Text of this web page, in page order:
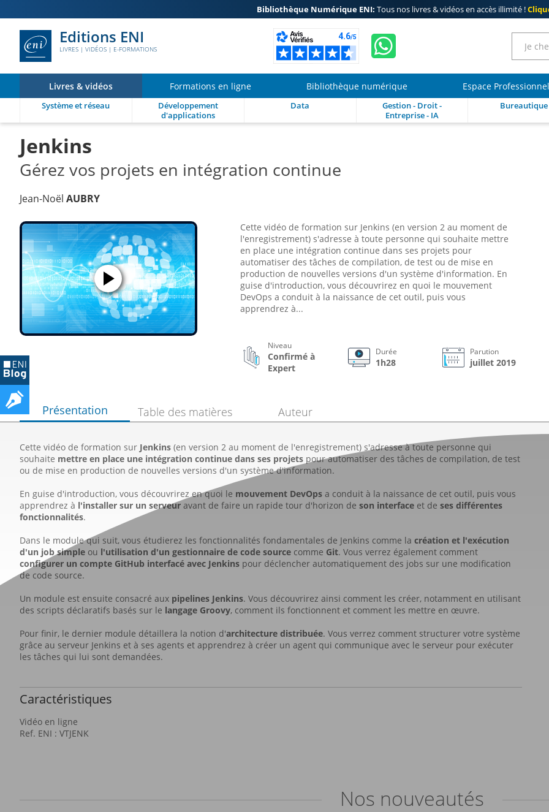
Bibliothèque Numérique ENI: Tous nos livres & vidéos en accès illimité !
Editions ENI
LIVRES | VIDÉOS | E-FORMATIONS
Livres & vidéos Formations en ligne Bibliothèque numérique Espace
Système et réseau
Développement
d'applications
Data
Gestion - Droit -
Entreprise - IA
Bureautique
Jenkins
Gérez vos projets en intégration continue
Jean-Noël AUBRY
Cette vidéo de formation sur Jenkins (en version 2 au moment de
l'enregistrement) s'adresse à toute personne qui souhaite mettre
en place une intégration continue dans ses projets pour
automatiser des tâches de compilation, de test ou de mise en
production de nouvelles versions d'un système d'information. En
guise d'introduction, vous découvrirez en quoi le mouvement
DevOps a conduit à la naissance de cet outil, puis vous
apprendrez à...
Niveau
Confirmé à
Expert
Durée
1h28
Parution
juillet 2019
Présentation
Cette vidéo de formation sur Jenkins (en version 2 au moment de l'enregistrement) s'adresse à toute personne qui
souhaite mettre en place une intégration continue dans ses projets pour automatiser des tâches de compilation, de test
ou de mise en production de nouvelles versions d'un système d'information.
En guise d'introduction, vous découvrirez en quoi le mouvement DevOps a conduit à la naissance de cet outil, puis vous
apprendrez à l'installer sur un serveur avant de faire un rapide tour d'horizon de son interface et de ses différentes
fonctionnalités.
Dans le module qui suit, vous étudierez les fonctionnalités fondamentales de Jenkins comme la création et l'exécution
d'un job simple ou l'utilisation d'un gestionnaire de code source comme Git. Vous verrez également comment
configurer un compte GitHub interfacé avec Jenkins pour déclencher automatiquement des jobs sur une modification
de code source.
Un module est ensuite consacré aux pipelines Jenkins. Vous découvrirez ainsi comment les créer, notamment en utilisant
des scripts déclaratifs basés sur le langage Groovy, comment ils fonctionnent et comment les mettre en œuvre.
Pour finir, le dernier module détaillera la notion d'architecture distribuée. Vous verrez comment structurer votre système
grâce au serveur Jenkins et à ses agents et apprendrez à créer un agent qui communique avec le serveur pour exécuter
les tâches qui lui sont demandées.
Caractéristiques
Vidéo en ligne
Ref. ENI : VTJENK
Table des matières Auteur
Nos nouveautés